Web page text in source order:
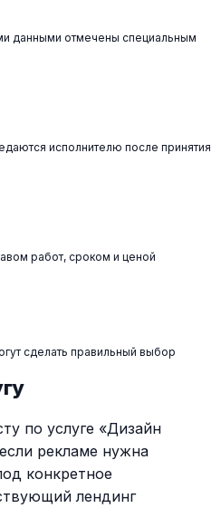
данными отмечены специальным
исполнителю после принятия
работ, сроком и ценой
сделать правильный выбор
по услуге «Дизайн
рекламе нужна
конкретное
лендинг